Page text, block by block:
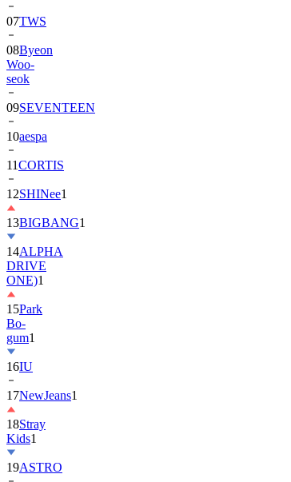
07TWS
08Byeon
Woo-
seok
09SEVENTEEN
10aespa
11CORTIS
12SHINee1
13BIGBANG1
14ALPHA
DRIVE
ONE)1
15Park
Bo-
gum1
16IU
17NewJeans1
18Stray
Kids1
19ASTRO